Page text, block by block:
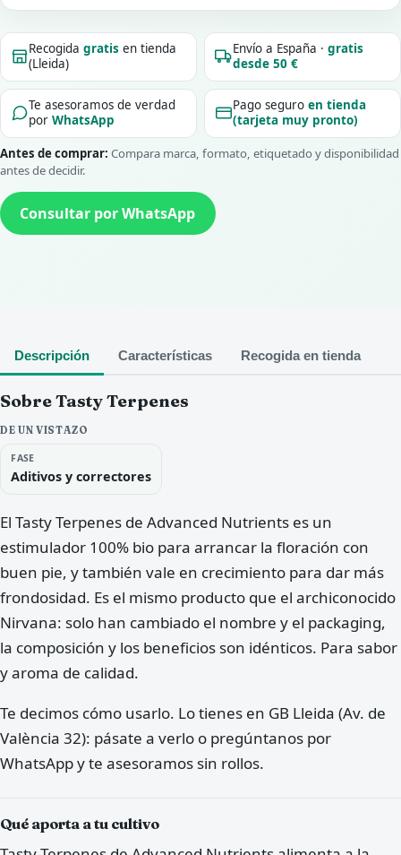
Recogidagratis en tienda
(Lleida)
Envío a España ·gratis
desde 50 €
Te asesoramos de verdad
porWhatsApp
Pago seguroen tienda
(tarjeta muy pronto)
Antes de comprar: Compara marca, formato, etiquetado y disponibilidad
antes de decidir.
Consultar por WhatsApp
Descripción Características Recogida en tienda
Sobre Tasty Terpenes
DE UN VISTAZO
FASE
Aditivos y correctores
El Tasty Terpenes de Advanced Nutrients es un
estimulador 100% bio para arrancar la floración con
buen pie, y también vale en crecimiento para dar más
frondosidad. Es el mismo producto que el archiconocido
Nirvana: solo han cambiado el nombre y el packaging,
la composición y los beneficios son idénticos. Para sabor
y aroma de calidad.
Te decimos cómo usarlo. Lo tienes en GB Lleida (Av. de
València 32): pásate a verlo o pregúntanos por
WhatsApp y te asesoramos sin rollos.
Qué aporta a tu cultivo